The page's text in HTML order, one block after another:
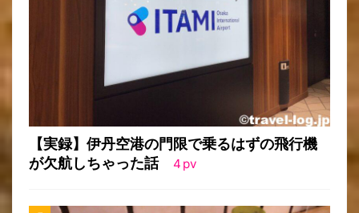
【実録】伊丹空港の門限で乗るはずの飛行機
が欠航しちゃった話
4 pv